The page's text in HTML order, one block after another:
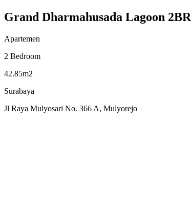
Grand Dharmahusada Lagoon 2BR
Apartemen
2 Bedroom
42.85m2
Surabaya
Jl Raya Mulyosari No. 366 A, Mulyorejo